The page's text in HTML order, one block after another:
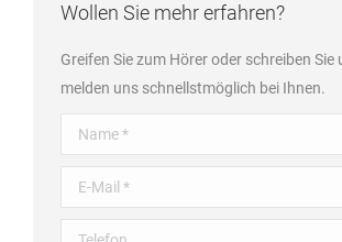
Wollen Sie mehr erfahren?
Greifen Sie zum Hörer oder schreiben Sie
melden uns schnellstmöglich bei Ihnen.
Name *
E-Mail *
Telefon